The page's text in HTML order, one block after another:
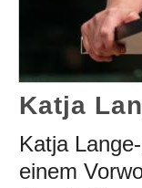
Katja
Katja
einem